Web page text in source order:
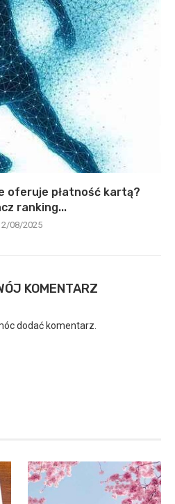
oferuje płatność kartą?
ranking...
08/2025
KOMENTARZ
dodać komentarz.